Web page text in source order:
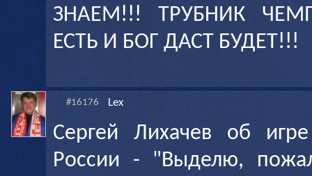
ЗНАЕМ!!! ТРУБНИК
ЕСТЬ И БОГ ДАСТ БУДЕТ!!!
#16176 Lex
Сергей Лихачев об
России - "Выделю,